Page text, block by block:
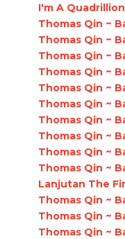
I'm A
Thomas Qin ~
Thomas Qin ~
Thomas Qin ~
Thomas Qin ~
Thomas Qin ~
Thomas Qin ~
Thomas Qin ~
Thomas Qin ~
Thomas Qin ~
Thomas Qin ~
Lanjutan The
Thomas Qin ~
Thomas Qin ~
Thomas Qin ~